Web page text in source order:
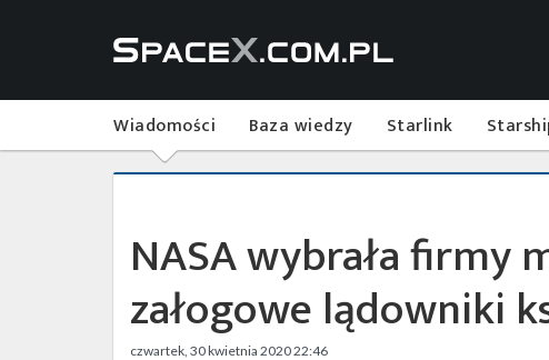
Wiadomości Baza wiedzy Starlink
NASA wybrała firmy
załogowe lądowniki
czwartek, 30 kwietnia 2020 22:46